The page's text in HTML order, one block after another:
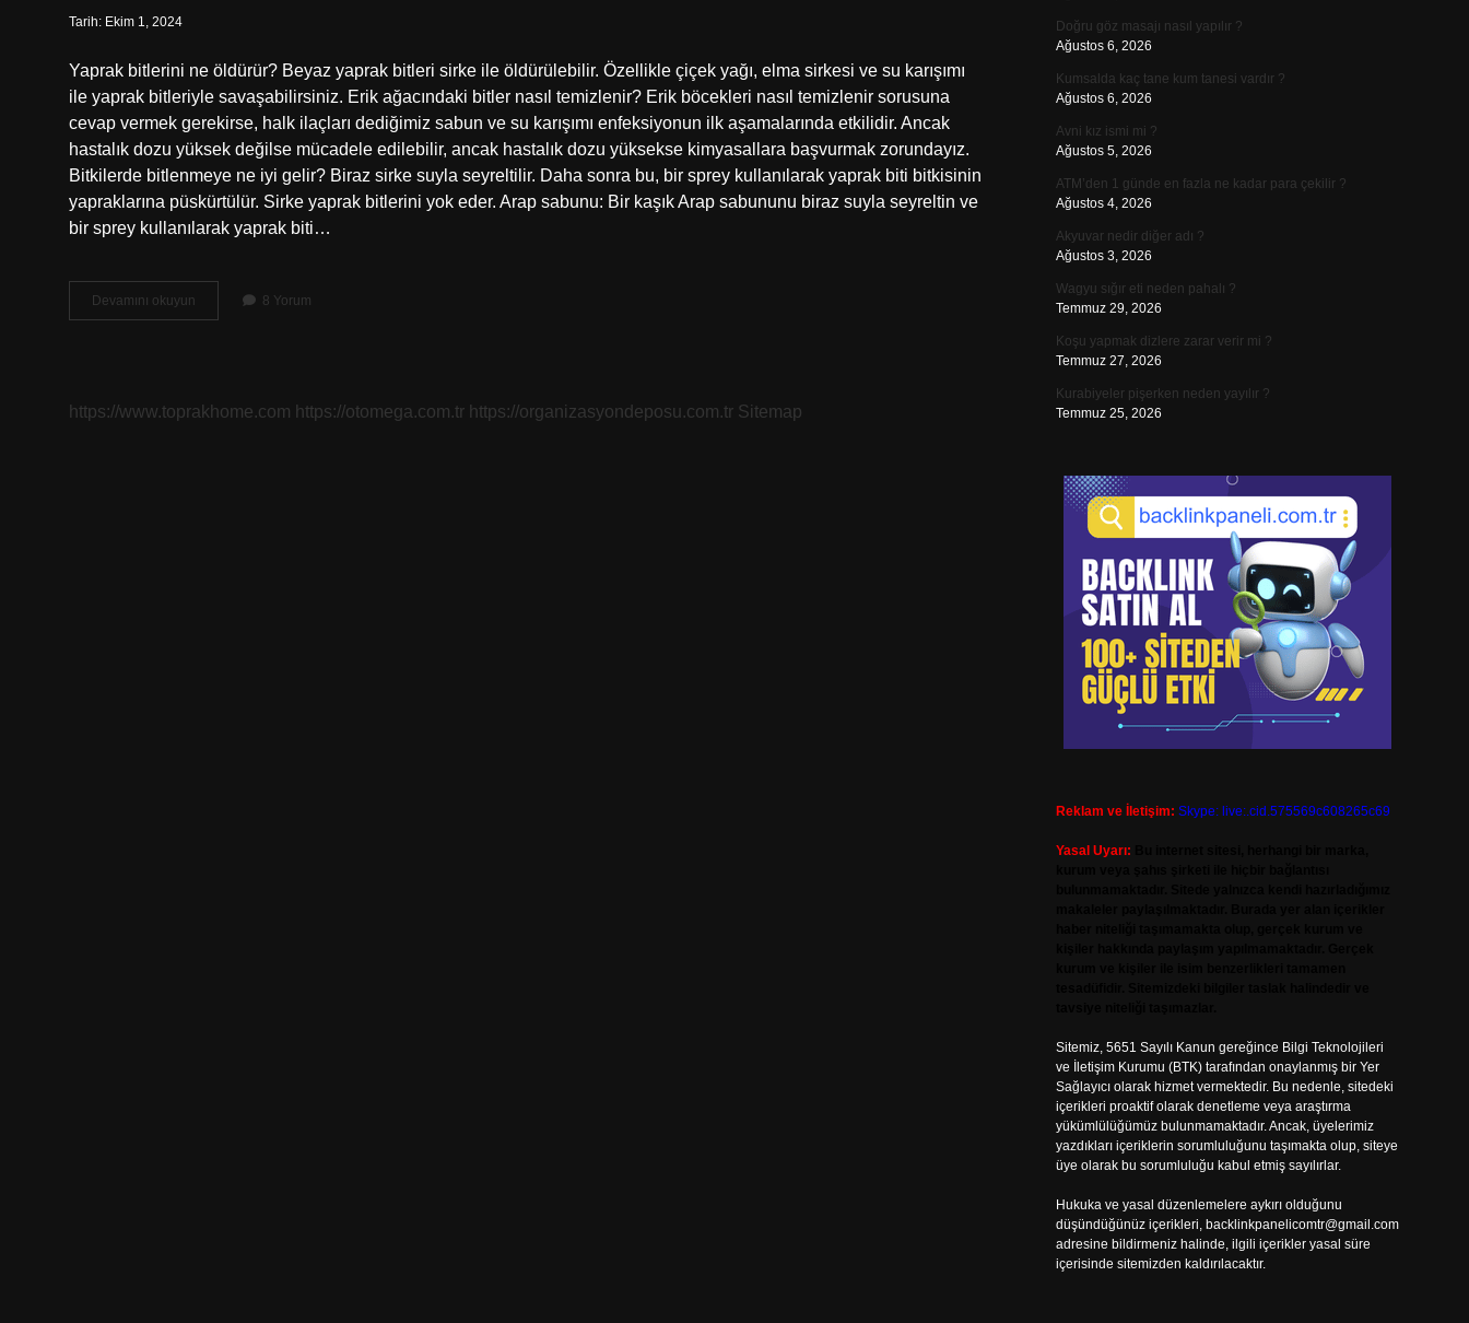
Tarih: Ekim 1, 2024
Yaprak bitlerini ne öldürür? Beyaz yaprak bitleri sirke ile öldürülebilir. Özellikle çiçek yağı, elma sirkesi ve su karışımı
ile yaprak bitleriyle savaşabilirsiniz. Erik ağacındaki bitler nasıl temizlenir? Erik böcekleri nasıl temizlenir sorusuna
cevap vermek gerekirse, halk ilaçları dediğimiz sabun ve su karışımı enfeksiyonun ilk aşamalarında etkilidir. Ancak
hastalık dozu yüksek değilse mücadele edilebilir, ancak hastalık dozu yüksekse kimyasallara başvurmak zorundayız.
Bitkilerde bitlenmeye ne iyi gelir? Biraz sirke suyla seyreltilir. Daha sonra bu, bir sprey kullanılarak yaprak biti bitkisinin
yapraklarına püskürtülür. Sirke yaprak bitlerini yok eder. Arap sabunu: Bir kaşık Arap sabununu biraz suyla seyreltin ve
bir sprey kullanılarak yaprak biti…
Devamını okuyun
Ağacında
8 Yorum
https://www.toprakhome.com https://otomega.com.tr https://organizasyondeposu.com.tr Sitemap
Doğru göz masajı nasıl yapılır ?
Ağustos 6, 2026
Kumsalda kaç tane kum tanesi vardır ?
Ağustos 6, 2026
Avni kız ismi mi ?
Ağustos 5, 2026
ATM’den 1 günde en fazla ne kadar para çekilir ?
Ağustos 4, 2026
Akyuvar nedir diğer adı ?
Ağustos 3, 2026
Wagyu sığır eti neden pahalı ?
Temmuz 29, 2026
Koşu yapmak dizlere zarar verir mi ?
Temmuz 27, 2026
Kurabiyeler pişerken neden yayılır ?
Temmuz 25, 2026
Reklam ve İletişim: Skype: live:.cid.575569c608265c69
Yasal Uyarı:
Sitemiz, 5651 Sayılı Kanun gereğince Bilgi Teknolojileri
ve İletişim Kurumu (BTK) tarafından onaylanmış bir Yer
Sağlayıcı olarak hizmet vermektedir. Bu nedenle, sitedeki
içerikleri proaktif olarak denetleme veya araştırma
yükümlülüğümüz bulunmamaktadır. Ancak, üyelerimiz
yazdıkları içeriklerin sorumluluğunu taşımakta olup, siteye
üye olarak bu sorumluluğu kabul etmiş sayılırlar.
Hukuka ve yasal düzenlemelere aykırı olduğunu
düşündüğünüz içerikleri, backlinkpanelicomtr@gmail.com
adresine bildirmeniz halinde, ilgili içerikler yasal süre
içerisinde sitemizden kaldırılacaktır.